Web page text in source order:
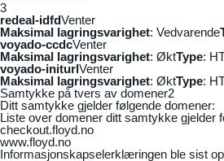
3
redeal-idfdVenter
Maksimal lagringsvarighet: Vedvarende
voyado-ccdcVenter
Maksimal lagringsvarighet: ØktType:
voyado-initurlVenter
Maksimal lagringsvarighet: ØktType:
Samtykke på tvers av domener2
Ditt samtykke gjelder følgende domener:
Liste over domener ditt samtykke gjelder
checkout.floyd.no
www.floyd.no
Informasjonskapselerklæringen ble sist